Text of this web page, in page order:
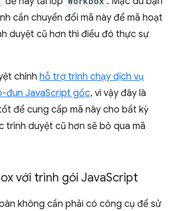
cần chuyển đổi mã này để mã hoạt
duyệt cũ hơn thì điều đó thực sự
chính hỗ trợ trình chạy dịch vụ
đun JavaScript gốc, vì vậy đây là
để cung cấp mã này cho bất kỳ
trình duyệt cũ hơn sẽ bỏ qua mã
với trình gói JavaScript
không cần phải có công cụ để sử